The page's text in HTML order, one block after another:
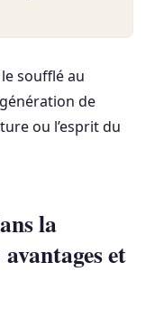
soufflé au
de
ou l’esprit du
la
et